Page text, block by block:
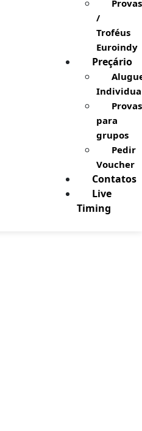
Provas
/
Troféus
Euroindy
Preçário
Provas
para
grupos
Pedir
Voucher
Contatos
Live
Timing